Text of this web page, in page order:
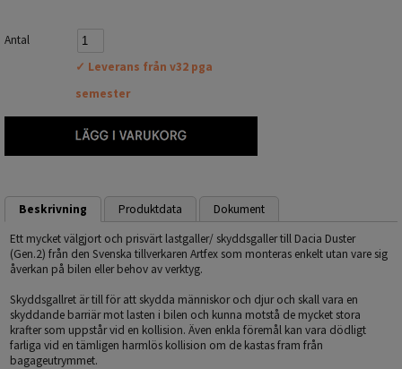
Antal
✓ Leverans från v32 pga
semester
Beskrivning Produktdata
Dokument
Ett mycket välgjort och prisvärt lastgaller/ skyddsgaller till Dacia Duster
(Gen.2) från den Svenska tillverkaren Artfex som monteras enkelt utan vare sig
åverkan på bilen eller behov av verktyg.
Skyddsgallret är till för att skydda människor och djur och skall vara en
skyddande barriär mot lasten i bilen och kunna motstå de mycket stora
krafter som uppstår vid en kollision. Även enkla föremål kan vara dödligt
farliga vid en tämligen harmlös kollision om de kastas fram från
bagageutrymmet.